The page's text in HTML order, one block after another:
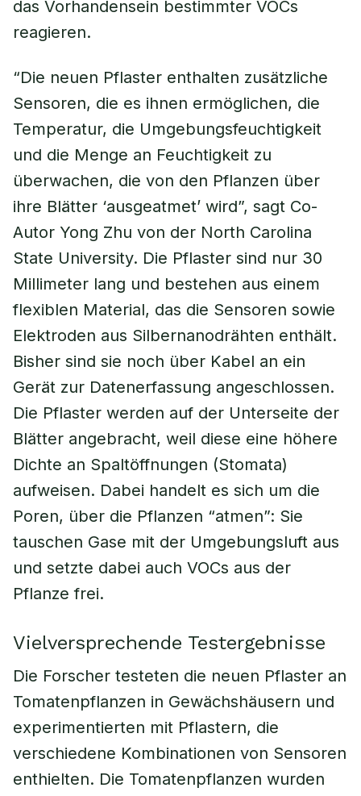
das Vorhandensein bestimmter VOCs
reagieren.
“Die neuen Pflaster enthalten zusätzliche
Sensoren, die es ihnen ermöglichen, die
Temperatur, die Umgebungsfeuchtigkeit
und die Menge an Feuchtigkeit zu
überwachen, die von den Pflanzen über
ihre Blätter ‘ausgeatmet’ wird”, sagt Co-
Autor Yong Zhu von der North Carolina
State University. Die Pflaster sind nur 30
Millimeter lang und bestehen aus einem
flexiblen Material, das die Sensoren sowie
Elektroden aus Silbernanodrähten enthält.
Bisher sind sie noch über Kabel an ein
Gerät zur Datenerfassung angeschlossen.
Die Pflaster werden auf der Unterseite der
Blätter angebracht, weil diese eine höhere
Dichte an Spaltöffnungen (Stomata)
aufweisen. Dabei handelt es sich um die
Poren, über die Pflanzen “atmen”: Sie
tauschen Gase mit der Umgebungsluft aus
und setzte dabei auch VOCs aus der
Pflanze frei.
Vielversprechende Testergebnisse
Die Forscher testeten die neuen Pflaster an
Tomatenpflanzen in Gewächshäusern und
experimentierten mit Pflastern, die
verschiedene Kombinationen von Sensoren
enthielten. Die Tomatenpflanzen wurden